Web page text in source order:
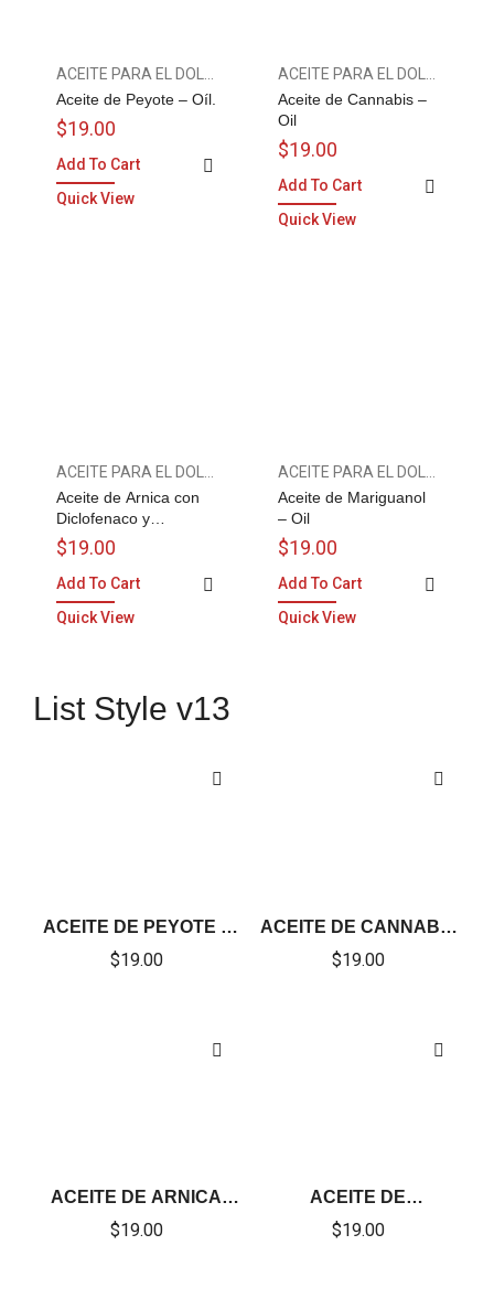
Aceite de Peyote – Oíl.
$19.00
Add To Cart
Quick View
Aceite de Cannabis –
Oil
$19.00
Add To Cart
Quick View
ACEITE PARA EL DOLOR
Aceite de Arnica con
Diclofenaco y
Naproxeno – Oil
$19.00
Add To Cart
Quick View
ACEITE PARA EL DOLOR
Aceite de Mariguanol
– Oil
$19.00
Add To Cart
Quick View
List Style v13
ACEITE DE PEYOTE –
OÍL.
$19.00
ACEITE DE CANNABIS
– OIL
$19.00
ACEITE DE ARNICA
CON DICLOFENACO Y
$19.00
ACEITE DE
MARIGUANOL – OIL
$19.00